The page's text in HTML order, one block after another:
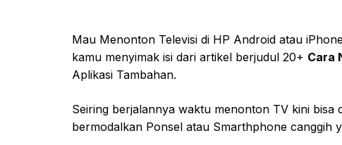
Mau Menonton Televisi di HP Android atau
kamu menyimak isi dari artikel berjudul 20+ Cara
Aplikasi Tambahan.
Seiring berjalannya waktu menonton TV kini bisa
bermodalkan Ponsel atau Smarthphone canggih